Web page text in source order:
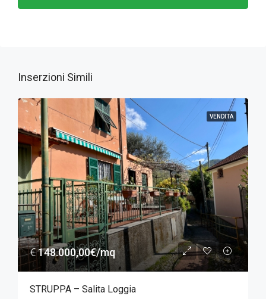
Inserzioni Simili
VENDITA
€148.000,00€/mq
STRUPPA – Salita Loggia